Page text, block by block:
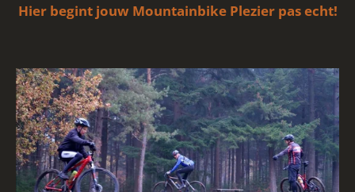
Hier begint jouw Mountainbike Plezier pas echt!